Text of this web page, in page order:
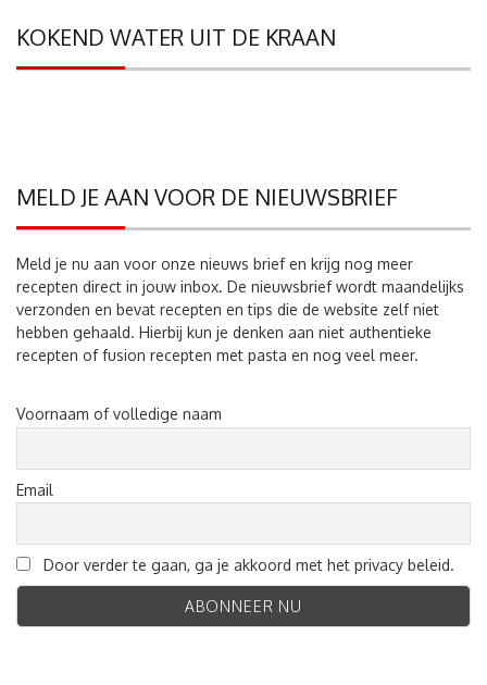
KOKEND WATER UIT DE KRAAN
MELD JE AAN VOOR DE NIEUWSBRIEF
Meld je nu aan voor onze nieuws brief en krijg nog meer
recepten direct in jouw inbox. De nieuwsbrief wordt maandelijks
verzonden en bevat recepten en tips die de website zelf niet
hebben gehaald. Hierbij kun je denken aan niet authentieke
recepten of fusion recepten met pasta en nog veel meer.
Voornaam of volledige naam
Email
Door verder te gaan, ga je akkoord met het privacy beleid.